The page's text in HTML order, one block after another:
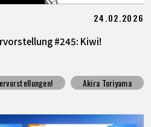
24.02.2026
#245: Kiwi!
Akira Toriyama